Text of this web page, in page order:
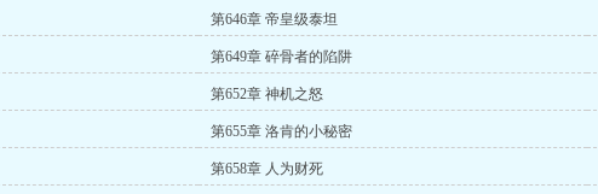
第646章 帝皇级泰坦
第649章 碎骨者的陷阱
第652章 神机之怒
第655章 洛肯的小秘密
第658章 人为财死